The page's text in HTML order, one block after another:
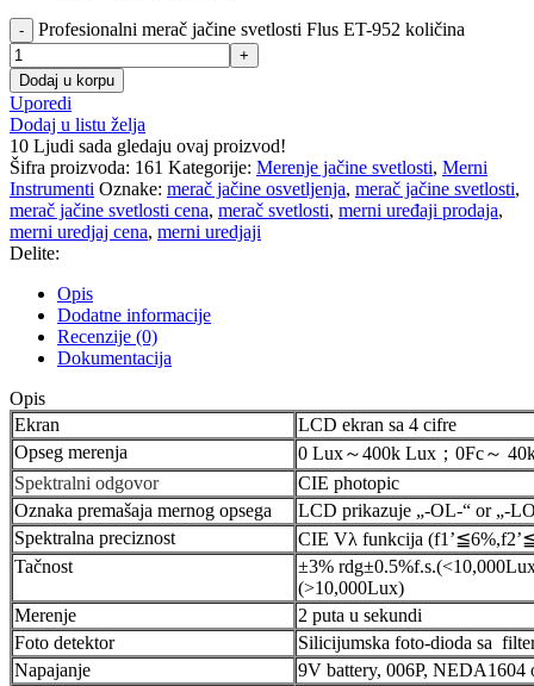
Profesionalni merač jačine svetlosti Flus ET-952 količina
Dodaj u korpu
Uporedi
Dodaj u listu želja
10 Ljudi sada gledaju ovaj proizvod!
Šifra proizvoda: 161 Kategorije: Merenje jačine svetlosti, Merni
Instrumenti Oznake: merač jačine osvetljenja, merač jačine svetlosti,
merač jačine svetlosti cena, merač svetlosti, merni uređaji prodaja,
merni uredjaj cena, merni uredjaji
Delite:
Opis
Dodatne informacije
Recenzije (0)
Dokumentacija
Opis
Ekran
LCD ekran sa 4 cifre
Opseg merenja
0 Lux～400k Lux；0Fc～
Spektralni odgovor
CIE photopic
Oznaka premašaja mernog opsega
LCD prikazuje „-OL-“ or „-
Spektralna preciznost
CIE Vλ funkcija
Tačnost
±3%
(>10,000Lux)
Merenje
2 puta u sekundi
Foto detektor
Silicijumska foto-dioda sa
Napajanje
9V battery, 006P, NEDA1604